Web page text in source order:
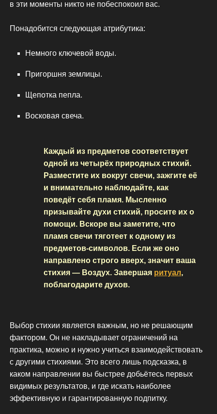
в эти моменты никто не побеспокоил вас.
Понадобится следующая атрибутика:
Немного ключевой воды.
Пригоршня землицы.
Щепотка пепла.
Восковая свеча.
Каждый из предметов соответствует
одной из четырёх природных стихий.
Разместите их вокруг свечи, зажгите её
и внимательно наблюдайте, как
поведёт себя пламя. Мысленно
призывайте духи стихий, просите их о
помощи. Вскоре вы заметите, что
пламя свечи тяготеет к одному из
предметов-символов. Если же оно
направлено строго вверх, значит ваша
стихия — Воздух. Завершая ритуал,
поблагодарите духов.
Выбор стихии является важным, но не решающим
фактором. Он не накладывает ограничений на
практика, можно и нужно учиться взаимодействовать
с другими стихиями. Это всего лишь подсказка, в
каком направлении вы быстрее добьётесь первых
видимых результатов, и где искать наиболее
эффективную и гарантированную подпитку.